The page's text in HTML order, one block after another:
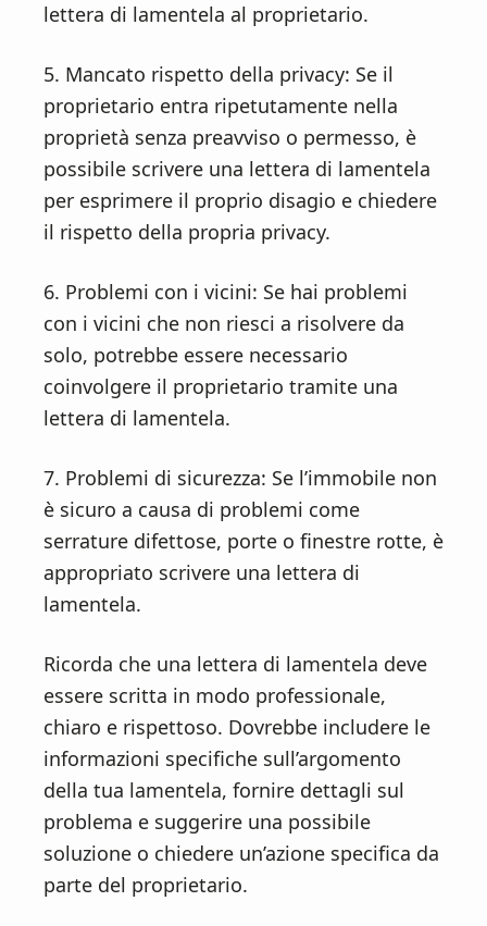
lettera di lamentela al proprietario.
5. Mancato rispetto della privacy: Se il
proprietario entra ripetutamente nella
proprietà senza preavviso o permesso, è
possibile scrivere una lettera di lamentela
per esprimere il proprio disagio e chiedere
il rispetto della propria privacy.
6. Problemi con i vicini: Se hai problemi
con i vicini che non riesci a risolvere da
solo, potrebbe essere necessario
coinvolgere il proprietario tramite una
lettera di lamentela.
7. Problemi di sicurezza: Se l’immobile non
è sicuro a causa di problemi come
serrature difettose, porte o finestre rotte, è
appropriato scrivere una lettera di
lamentela.
Ricorda che una lettera di lamentela deve
essere scritta in modo professionale,
chiaro e rispettoso. Dovrebbe includere le
informazioni specifiche sull’argomento
della tua lamentela, fornire dettagli sul
problema e suggerire una possibile
soluzione o chiedere un’azione specifica da
parte del proprietario.